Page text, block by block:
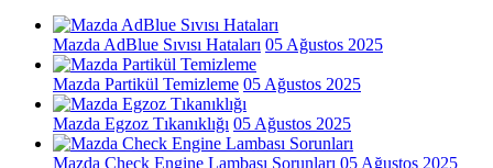
Mazda AdBlue Sıvısı Hataları 05 Ağustos 2025
Mazda Partikül Temizleme 05 Ağustos 2025
Mazda Egzoz Tıkanıklığı 05 Ağustos 2025
Mazda Check Engine Lambası Sorunları 05 Ağustos 2025